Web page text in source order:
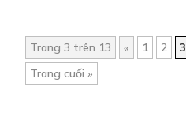
Trang 3 trên 13 « 1 2 3
Trang cuối »